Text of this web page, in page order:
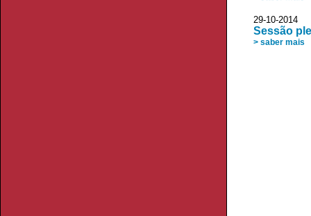
29-10-
Sessão
> saber mais